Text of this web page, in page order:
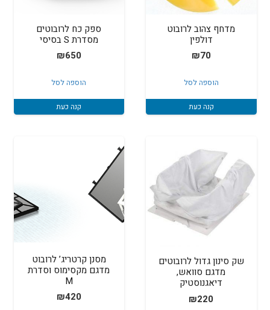
מדחף צהוב לרובוט
דולפין
₪70
הוספה לסל
קנה כעת
ספק כח לרובוטים
מסדרת S בסיסי
₪650
הוספה לסל
קנה כעת
שק סינון גדול לרובוטים
מדגם סוואש,
דיאגנוסטיק
₪220
מסנן קרטריג’ לרובוט
מדגם מקסימוס וסדרת
M
₪420